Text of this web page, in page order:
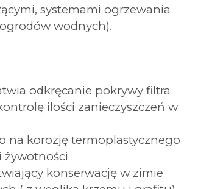
systemami ogrzewania
wodnych).
odkręcanie pokrywy filtra
ilości zanieczyszczeń w
na korozję termoplastycznego
żywotności
konserwację w zimie